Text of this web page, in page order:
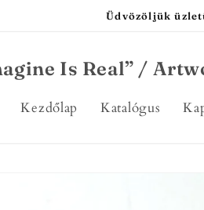
Üdvözöljük
Is Real” /
Kezdőlap Katalógus